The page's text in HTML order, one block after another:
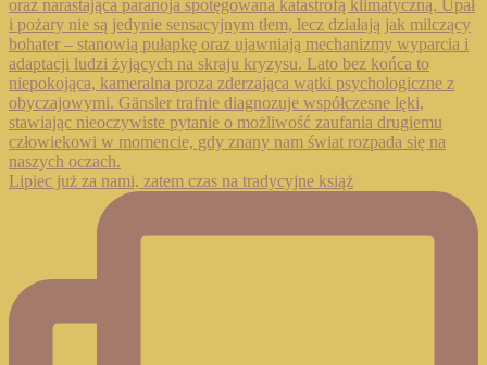
Lipiec już za nami, zatem czas na tradycyjne książ